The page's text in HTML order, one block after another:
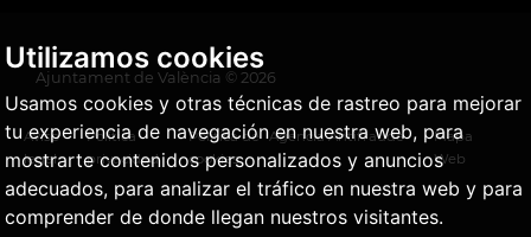
Utilizamos cookies
Usamos cookies y otras técnicas de rastreo para mejorar
tu experiencia de navegación en nuestra web, para
mostrarte contenidos personalizados y anuncios
adecuados, para analizar el tráfico en nuestra web y para
comprender de donde llegan nuestros visitantes.
Ajuntament de València © 2026
Aviso
legal
Política
privacidad
Política de
cookies
Agencia Antifraude
Mapa
Web